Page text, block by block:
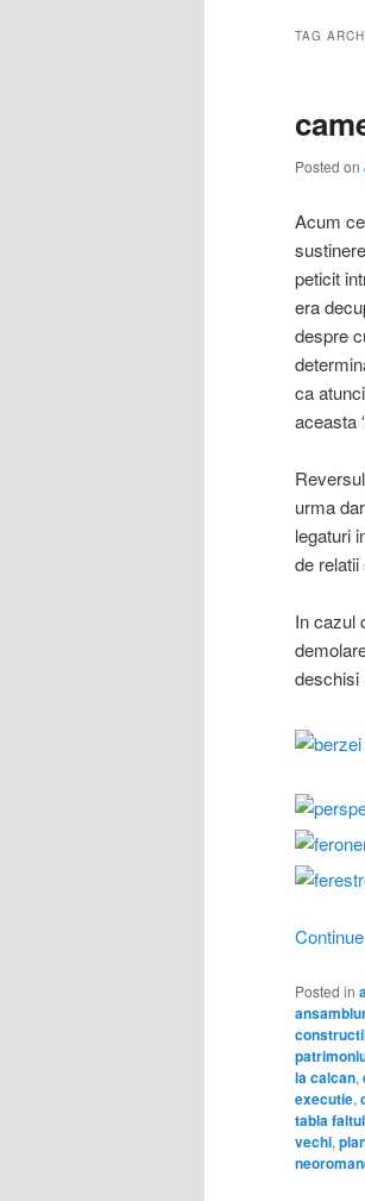
TAG
Posted on
Acum
peticit
era
despre
ca
aceasta
urma
legaturi
de
In cazul
deschisi
Posted in
la calcan,
executie,
tabla
vechi,